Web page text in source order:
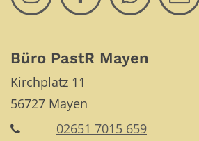
Büro PastR Mayen
Kirchplatz 11
56727 Mayen
02651 7015 659